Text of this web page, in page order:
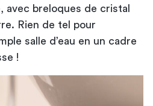
avec breloques de cristal
Rien de tel pour
salle d’eau en un cadre
!